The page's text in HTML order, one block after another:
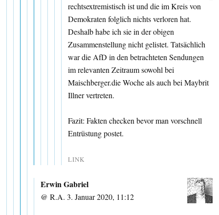
rechtsextremistisch ist und die im Kreis von
Demokraten folglich nichts verloren hat.
Deshalb habe ich sie in der obigen
Zusammenstellung nicht gelistet. Tatsächlich
war die AfD in den betrachteten Sendungen
im relevanten Zeitraum sowohl bei
Maischberger.die Woche als auch bei Maybrit
Illner vertreten.
Fazit: Fakten checken bevor man vorschnell
Entrüstung postet.
LINK
Erwin Gabriel
@ R.A. 3. Januar 2020, 11:12